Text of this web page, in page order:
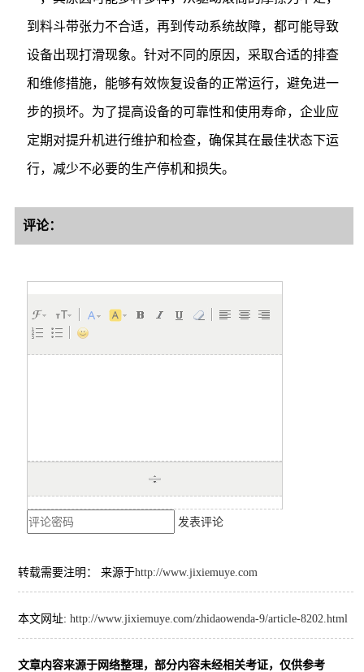
到料斗带张力不合适，再到传动系统故障，都可能导致
设备出现打滑现象。针对不同的原因，采取合适的排查
和维修措施，能够有效恢复设备的正常运行，避免进一
步的损坏。为了提高设备的可靠性和使用寿命，企业应
定期对提升机进行维护和检查，确保其在最佳状态下运
行，减少不必要的生产停机和损失。
评论：
发表评论
转载需要注明： 来源于http://www.jixiemuye.com
本文网址: http://www.jixiemuye.com/zhidaowenda-9/article-8202.html
文章内容来源于网络整理，部分内容未经相关考证，仅供参考